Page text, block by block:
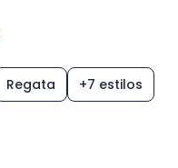
Regata +7 estilos